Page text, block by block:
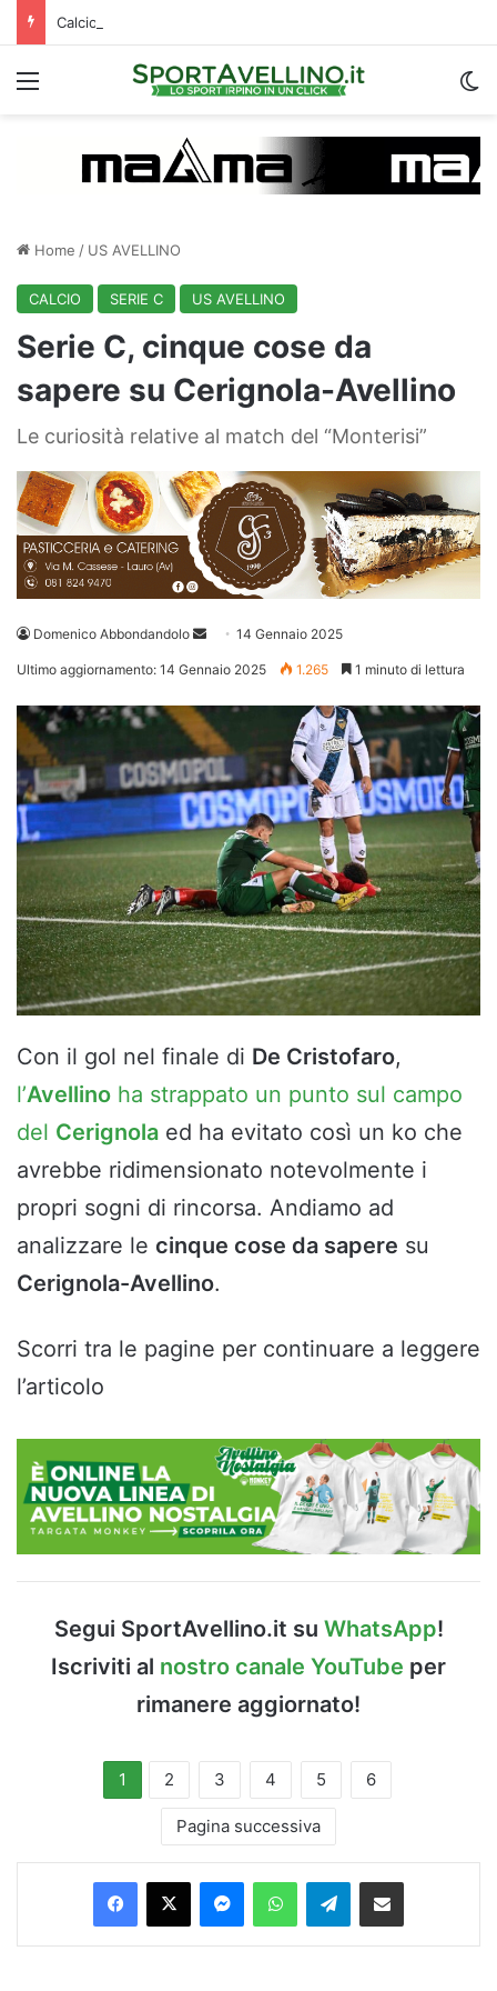
Menu
Home / US AVELLINO
CALCIO SERIE C US AVELLINO
Serie C, cinque cose da
sapere su Cerignola-Avellino
Le curiosità relative al match del “Monterisi”
Domenico Abbondandolo
Invia 14 Gennaio 2025
Ultimo aggiornamento: 14 Gennaio 2025 1.265 1 minuto di lettura
Con il gol nel finale di De Cristofaro,
l’Avellino ha strappato un punto sul campo
del Cerignola ed ha evitato così un ko che
avrebbe ridimensionato notevolmente i
propri sogni di rincorsa. Andiamo ad
analizzare le cinque cose da sapere su
Cerignola-Avellino.
Scorri tra le pagine per continuare a leggere
l’articolo
Segui SportAvellino.it su WhatsApp!
Iscriviti al nostro canale YouTube per
rimanere aggiornato!
1 2 3 4 5 6
Pagina successiva
Facebook
X MessengerWhatsAppTelegramCondividi via Email